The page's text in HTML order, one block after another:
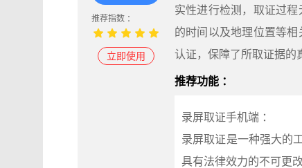
推荐指数 ：
立即使用
实性进行检测，取证过
的时间以及地理位置等
认证，保障了所取证据的
推荐功能 ：
录屏取证手机端 ：
录屏取证是一种强大的
具有法律效力的不可更